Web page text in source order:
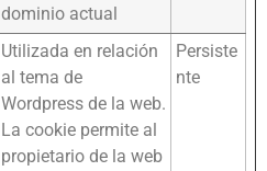
dominio actual
Utilizada en relación
al tema de
Wordpress de la web.
La cookie permite al
propietario de la web
Persiste
nte